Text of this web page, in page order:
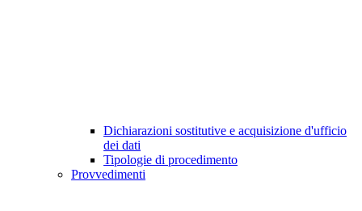
Dichiarazioni sostitutive e acquisizione d'ufficio
dei dati
Tipologie di procedimento
Provvedimenti